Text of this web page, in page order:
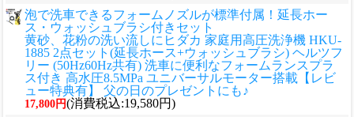
泡で洗車できるフォームノズルが標準付属！延長ホー
ス・ウォッシュブラシ付きセット
黄砂、花粉の洗い流しに ヒダカ 家庭用高圧洗浄機 HKU-
1885 2点セット(延長ホース+ウォッシュブラシ) ヘルツフ
リー (50Hz60Hz共有) 洗車に便利なフォームランスプラ
ス付き 高水圧8.5MPa ユニバーサルモーター搭載【レビ
ュー特典有】 父の日のプレゼントにも♪
17,800円(消費税込:19,580円)